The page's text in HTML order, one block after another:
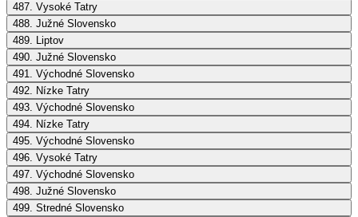
487. Vysoké Tatry
488. Južné Slovensko
489. Liptov
490. Južné Slovensko
491. Východné Slovensko
492. Nízke Tatry
493. Východné Slovensko
494. Nízke Tatry
495. Východné Slovensko
496. Vysoké Tatry
497. Východné Slovensko
498. Južné Slovensko
499. Stredné Slovensko